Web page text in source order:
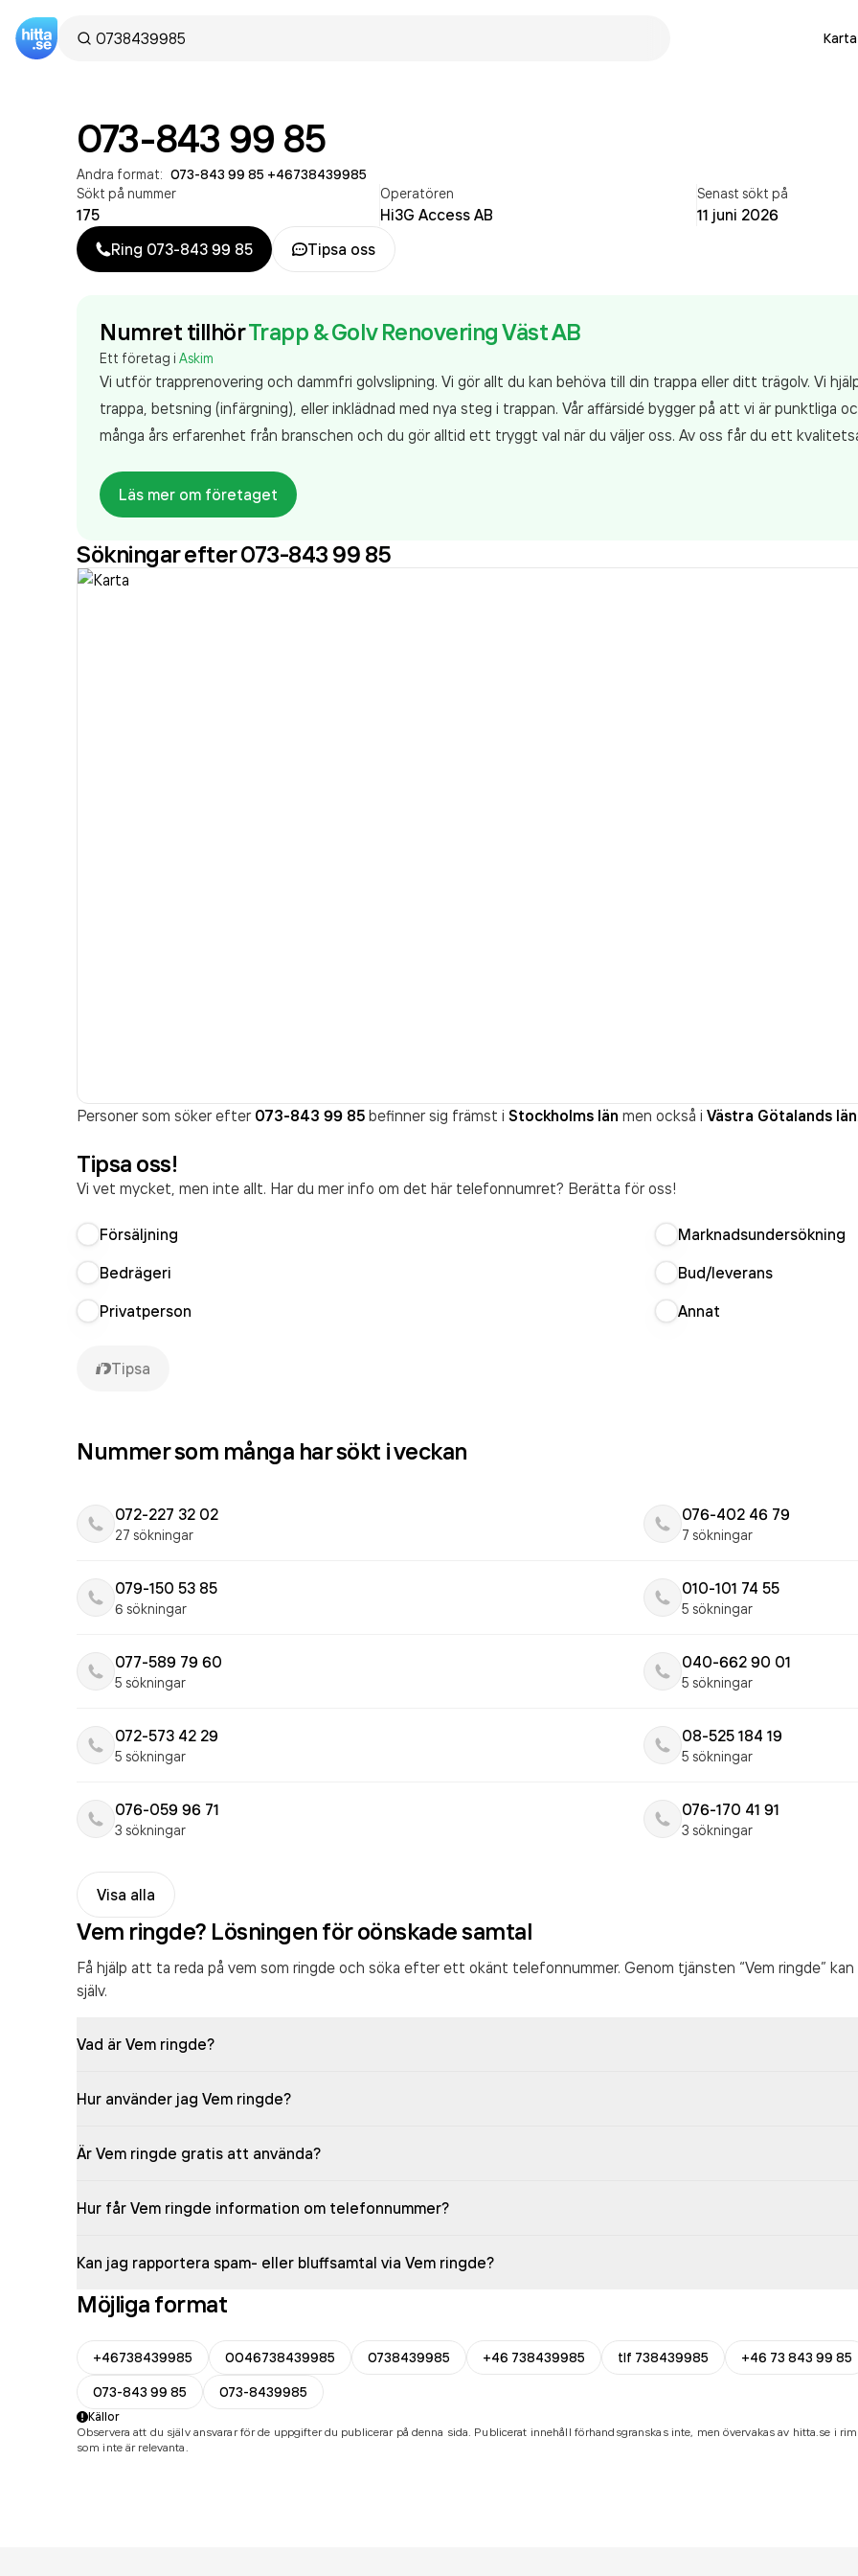
Karta
073-843 99 85
Andra format: 073-843 99 85 +46738439985
Sökt på nummer
175
Operatören
Hi3G Access AB
Senast sökt på
11 juni 2026
Ring 073-843 99 85 Tipsa oss
Numret tillhörTrapp & Golv Renovering Väst AB
Ett företag i Askim
Vi utför trapprenovering och dammfri golvslipning. Vi gör allt du kan behöva till din trappa eller ditt trägolv. Vi
trappa, betsning (infärgning), eller inklädnad med nya steg i trappan. Vår affärsidé bygger på att vi är punktliga
många års erfarenhet från branschen och du gör alltid ett tryggt val när du väljer oss. Av oss får du ett
Läs mer om företaget
Sökningar efter 073-843 99 85
Personer som söker efter 073-843 99 85 befinner sig främst i Stockholms län men också i Västra Götalands län
Tipsa oss!
Vi vet mycket, men inte allt. Har du mer info om det här telefonnumret? Berätta för oss!
Försäljning
Marknadsundersökning
Bedrägeri
Bud/leverans
Privatperson
Annat
Tipsa
Nummer som många har sökt i veckan
072-227 32 02
27 sökningar
076-402 46 79
7 sökningar
079-150 53 85
6 sökningar
010-101 74 55
5 sökningar
077-589 79 60
5 sökningar
040-662 90 01
5 sökningar
072-573 42 29
5 sökningar
08-525 184 19
5 sökningar
076-059 96 71
3 sökningar
076-170 41 91
3 sökningar
Visa alla
Vem ringde? Lösningen för oönskade samtal
Få hjälp att ta reda på vem som ringde och söka efter ett okänt telefonnummer. Genom tjänsten “Vem ringde”
själv.
Vad är Vem ringde?
Hur använder jag Vem ringde?
Är Vem ringde gratis att använda?
Hur får Vem ringde information om telefonnummer?
Kan jag rapportera spam- eller bluffsamtal via Vem ringde?
Möjliga format
+46738439985 0046738439985 0738439985 +46 738439985 tlf 738439985
+46 73 843 99 85
073-843 99 85
073-8439985
Källor
Observera att du själv ansvarar för de uppgifter du publicerar på denna sida. Publicerat innehåll förhandsgranskas inte, men övervakas av hitta.se i
som inte är relevanta.